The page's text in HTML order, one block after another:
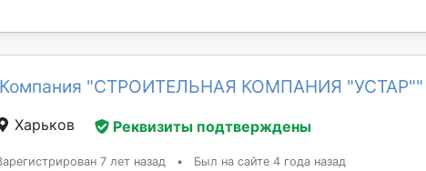
Компания "СТРОИТЕЛЬНАЯ КОМПАНИЯ "УСТАР""
Харьков Реквизиты подтверждены
7 лет назад • Был на сайте 4 года назад